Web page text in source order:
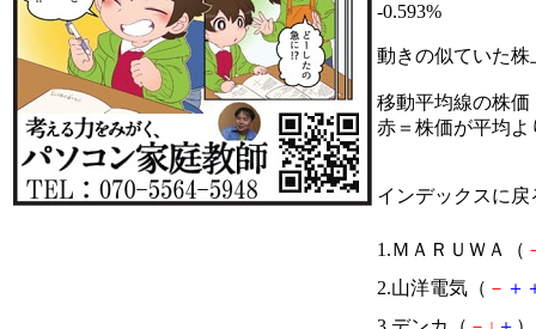
-0.593%
動きの似ていた
移動平均線の株価
赤＝株価が平均
インデックスに戻
1.ＭＡＲＵＷＡ（
2.山洋電気（ － ＋